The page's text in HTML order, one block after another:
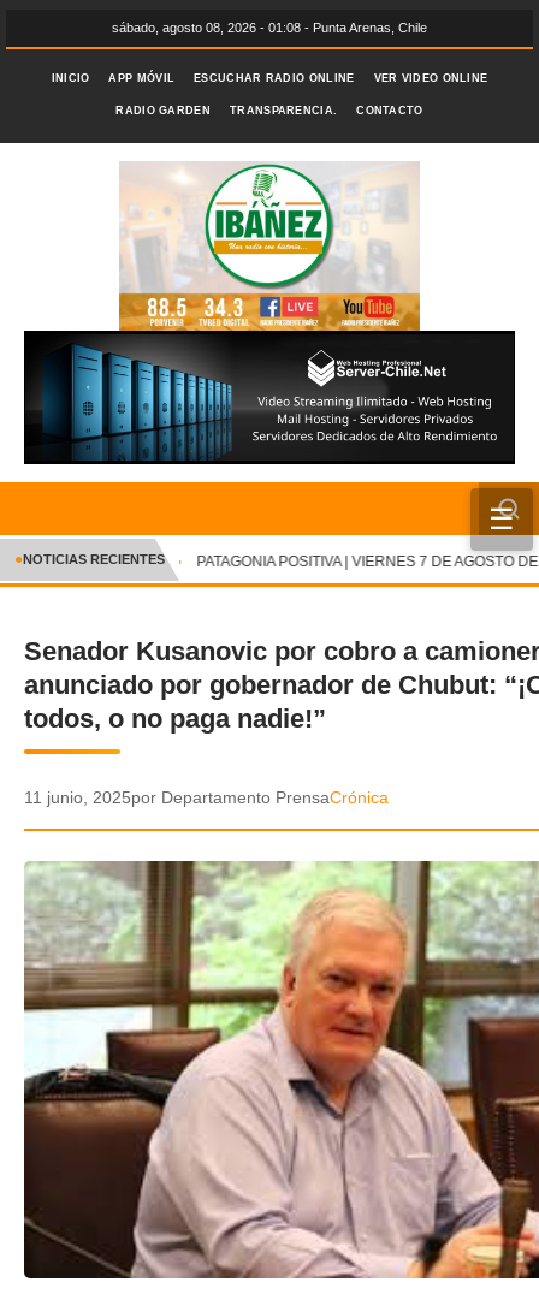
sábado, agosto 08, 2026 - 01:08 - Punta Arenas, Chile
INICIO APP MÓVIL ESCUCHAR RADIO ONLINE VER VIDEO ONLINE
RADIO GARDEN TRANSPARENCIA. CONTACTO
☰
INICIO
CRÓNICA
DEPORTES
ENTRETENIMIENTO Y CULTURA
AUDIOS
VIDEOS
GALERIA DE FOTOS
APP MÓVIL
TRANSPARENCIA
✕
●NOTICIAS RECIENTES PATAGONIA POSITIVA | VIERNES 7 DE AGOSTO DE
Senador Kusanovic por cobro a
anunciado por gobernador de Chubut:
todos, o no paga nadie!”
11 junio, 2025por Departamento PrensaCrónica